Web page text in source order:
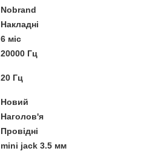
Nobrand
Накладні
6 міс
20000 Гц
20 Гц
Новий
Наголов'я
Провідні
mini jack 3.5 мм